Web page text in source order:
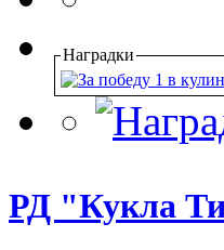
Наградки
РД "Кукла